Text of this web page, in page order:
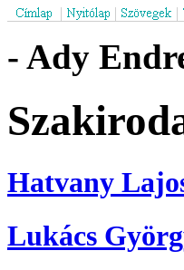
- Ady
Hatvany
Lukács